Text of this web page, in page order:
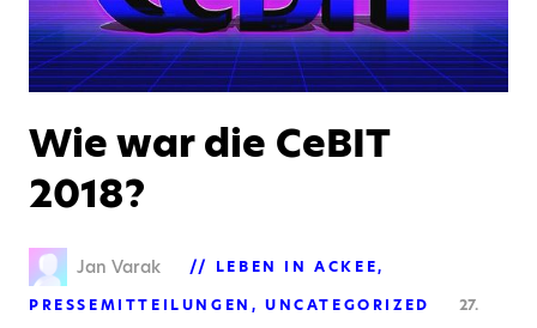
Wie war die CeBIT
2018?
Jan Varak
LEBEN IN ACKEE
PRESSEMITTEILUNGEN
UNCATEGORIZED 27.